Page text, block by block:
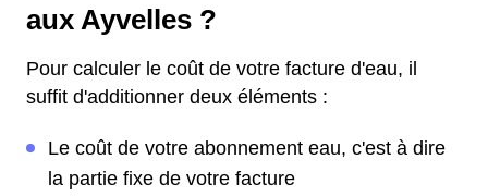
aux Ayvelles ?
Pour calculer le coût de votre facture d'eau, il
suffit d'additionner deux éléments :
Le coût de votre abonnement eau, c'est à dire
la partie fixe de votre facture